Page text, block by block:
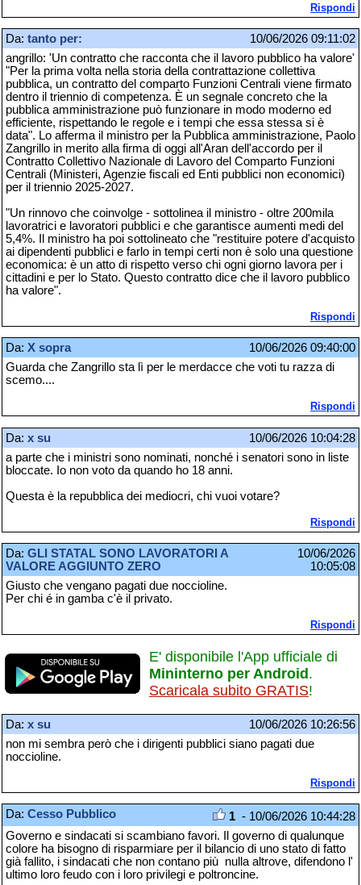
Rispondi
Da: tanto per:
10/06/2026 09:11:02
angrillo: 'Un contratto che racconta che il lavoro pubblico ha valore'
"Per la prima volta nella storia della contrattazione collettiva
pubblica, un contratto del comparto Funzioni Centrali viene firmato
dentro il triennio di competenza. È un segnale concreto che la
pubblica amministrazione può funzionare in modo moderno ed
efficiente, rispettando le regole e i tempi che essa stessa si è
data". Lo afferma il ministro per la Pubblica amministrazione, Paolo
Zangrillo in merito alla firma di oggi all'Aran dell'accordo per il
Contratto Collettivo Nazionale di Lavoro del Comparto Funzioni
Centrali (Ministeri, Agenzie fiscali ed Enti pubblici non economici)
per il triennio 2025-2027.
"Un rinnovo che coinvolge - sottolinea il ministro - oltre 200mila
lavoratrici e lavoratori pubblici e che garantisce aumenti medi del
5,4%. Il ministro ha poi sottolineato che "restituire potere d'acquisto
ai dipendenti pubblici e farlo in tempi certi non è solo una questione
economica: è un atto di rispetto verso chi ogni giorno lavora per i
cittadini e per lo Stato. Questo contratto dice che il lavoro pubblico
ha valore".
Rispondi
Da: X sopra
10/06/2026 09:40:00
Guarda che Zangrillo sta lì per le merdacce che voti tu razza di
scemo....
Rispondi
Da: x su
10/06/2026 10:04:28
a parte che i ministri sono nominati, nonché i senatori sono in liste
bloccate. Io non voto da quando ho 18 anni.
Questa è la repubblica dei mediocri, chi vuoi votare?
Rispondi
Da: GLI STATAL SONO LAVORATORI A
VALORE AGGIUNTO ZERO
10/06/2026
10:05:08
Giusto che vengano pagati due noccioline.
Per chi é in gamba c'è il privato.
Rispondi
E' disponibile l'App ufficiale di
Mininterno per Android .
Scaricala subito GRATIS!
Da: x su
10/06/2026 10:26:56
non mi sembra però che i dirigenti pubblici siano pagati due
noccioline.
Rispondi
Da: Cesso Pubblico 1 - 10/06/2026 10:44:28
Governo e sindacati si scambiano favori. Il governo di qualunque
colore ha bisogno di risparmiare per il bilancio di uno stato di fatto
già fallito, i sindacati che non contano più nulla altrove, difendono l'
ultimo loro feudo con i loro privilegi e poltroncine.